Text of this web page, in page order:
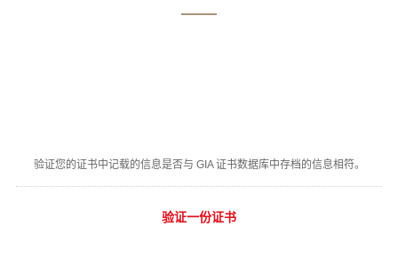
验证您的证书中记载的信息是否与 GIA 证书数据库中存档的信息相符。
验证一份证书